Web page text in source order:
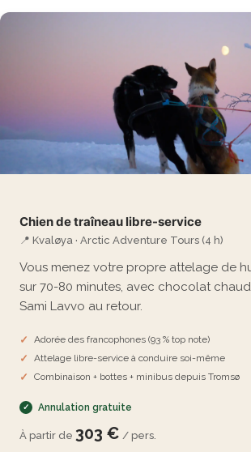
Chien de traîneau libre-service
📍 Kvaløya · Arctic Adventure Tours (4 h)
Vous menez votre propre attelage de
sur 70-80 minutes, avec chocolat
Sami Lavvo au retour.
Adorée des francophones (93 % top note)
Attelage libre-service à conduire soi-même
Combinaison + bottes + minibus depuis Tromsø
Annulation gratuite
À partir de 303 € / pers.